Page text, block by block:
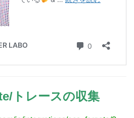
トレースの収集